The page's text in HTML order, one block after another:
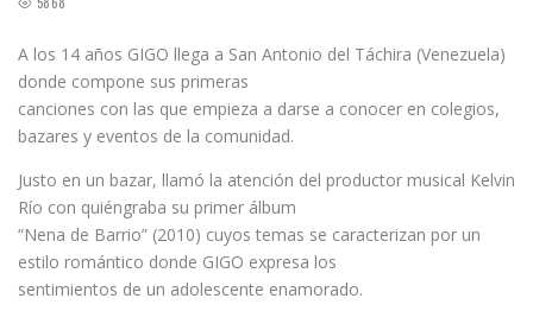
A los 14 años GIGO llega a San Antonio del Táchira (Venezuela)
donde compone sus primeras
canciones con las que empieza a darse a conocer en colegios,
bazares y eventos de la comunidad.
Justo en un bazar, llamó la atención del productor musical Kelvin
Río con quiéngraba su primer álbum
“Nena de Barrio” (2010) cuyos temas se caracterizan por un
estilo romántico donde GIGO expresa los
sentimientos de un adolescente enamorado.